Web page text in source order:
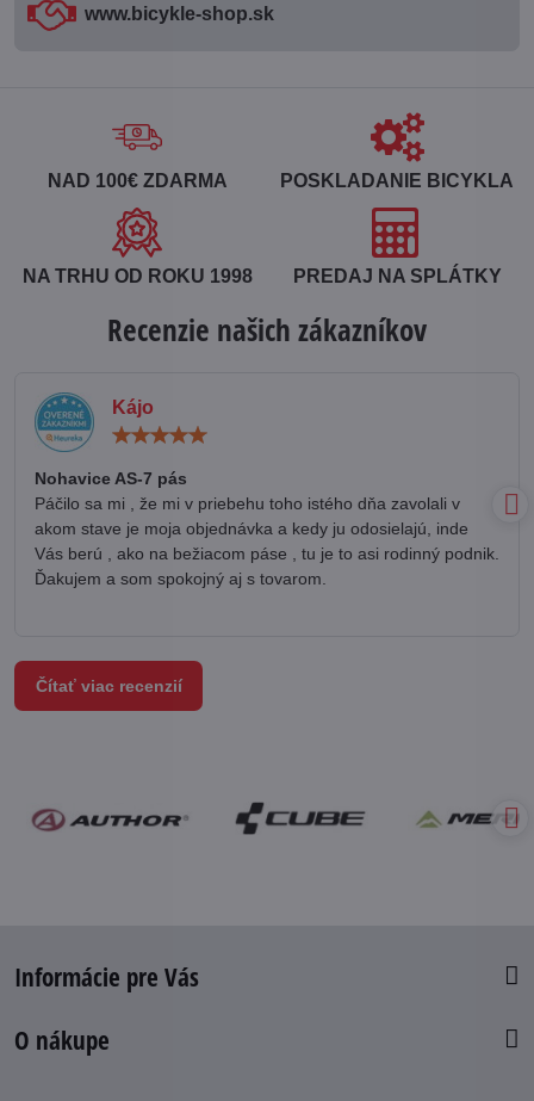
www​.bicykle-shop​.sk
NAD 100€ ZDARMA POSKLADANIE BICYKLA
NA TRHU OD ROKU 1998 PREDAJ NA SPLÁTKY
Recenzie našich zákazníkov
Kájo
Nohavice AS-7 pás
Páčilo sa mi , že mi v priebehu toho istého dňa zavolali v
akom stave je moja objednávka a kedy ju odosielajú, inde
Vás berú , ako na bežiacom páse , tu je to asi rodinný podnik.
Ďakujem a som spokojný aj s tovarom.
Čítať viac recenzií
Informácie pre Vás
O nákupe